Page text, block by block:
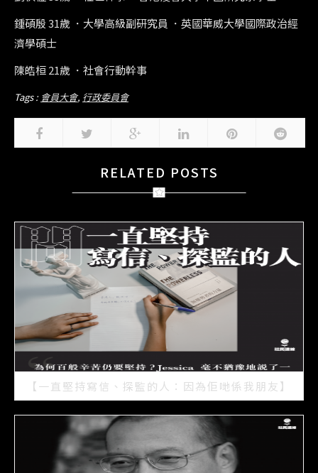
鍾碩殷 31歲 ．大學高級副研究員 ．英國華威大學國際政治經
濟學碩士
陳皓桓 21歲 ．社會行動幹事
Tags : 會員大會, 行政委員會
RELATED POSTS
【一直堅持寫信、探監的人：因為佢哋係我朋友】
2021/07/15